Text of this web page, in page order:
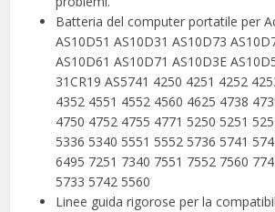
Batteria del computer portatile per
AS10D51 AS10D31 AS10D73
AS10D61 AS10D71 AS10D3E
31CR19 AS5741 4250 4251 4252
4352 4551 4552 4560 4625 4738
4750 4752 4755 4771 5250 5251
5336 5340 5551 5552 5736 5741
6495 7251 7340 7551 7552 7560
5733 5742 5560
Linee guida rigorose per la